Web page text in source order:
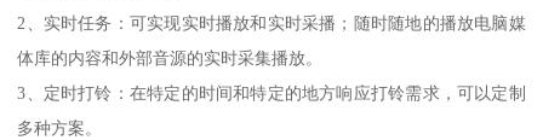
2、实时任务：可实现实时播放和实时采播；随时随地的播放电脑媒
体库的内容和外部音源的实时采集播放。
3、定时打铃：在特定的时间和特定的地方响应打铃需求，可以定制
多种方案。